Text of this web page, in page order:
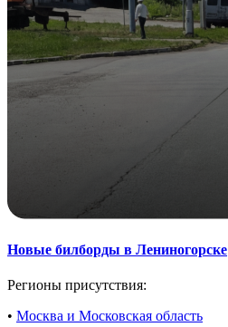
Новые билборды в Лениногорске
Регионы присутствия:
• Москва и Московская область